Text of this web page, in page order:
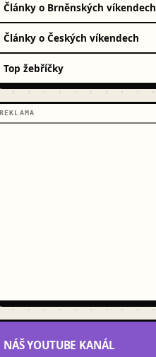
Články o Brněnských víkendech
Články o Českých víkendech
Top žebříčky
REKLAMA
NÁŠ YOUTUBE KANÁL